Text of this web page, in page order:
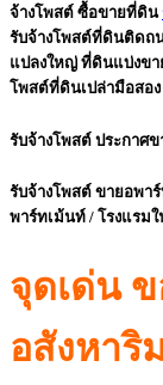
จ้างโพสต์ ซื้อขายที่ดิน
รับจ้างโพสต์ที่ดินติดถ
แปลงใหญ่ ที่ดินแบ่งข
โพสต์ที่ดินเปล่ามือสอง
รับจ้างโพสต์ ประกาศ
รับจ้างโพสต์ ขายอพา
พาร์ทเม้นท์ / โรงแรมใ
จุดเด่น
อสังหาริ